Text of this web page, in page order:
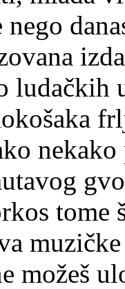
ludačkih
tome
možeš